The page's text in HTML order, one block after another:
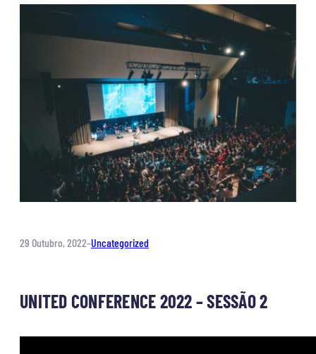
29 Outubro, 2022–Uncategorized
UNITED CONFERENCE 2022 – SESSÃO 2